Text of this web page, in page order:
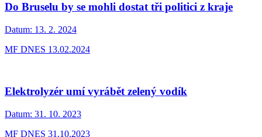
Do Bruselu by se mohli dostat tři politici z kraje
Datum: 13. 2. 2024
MF DNES 13.02.2024
Elektrolyzér umí vyrábět zelený vodík
Datum: 31. 10. 2023
MF DNES 31.10.2023